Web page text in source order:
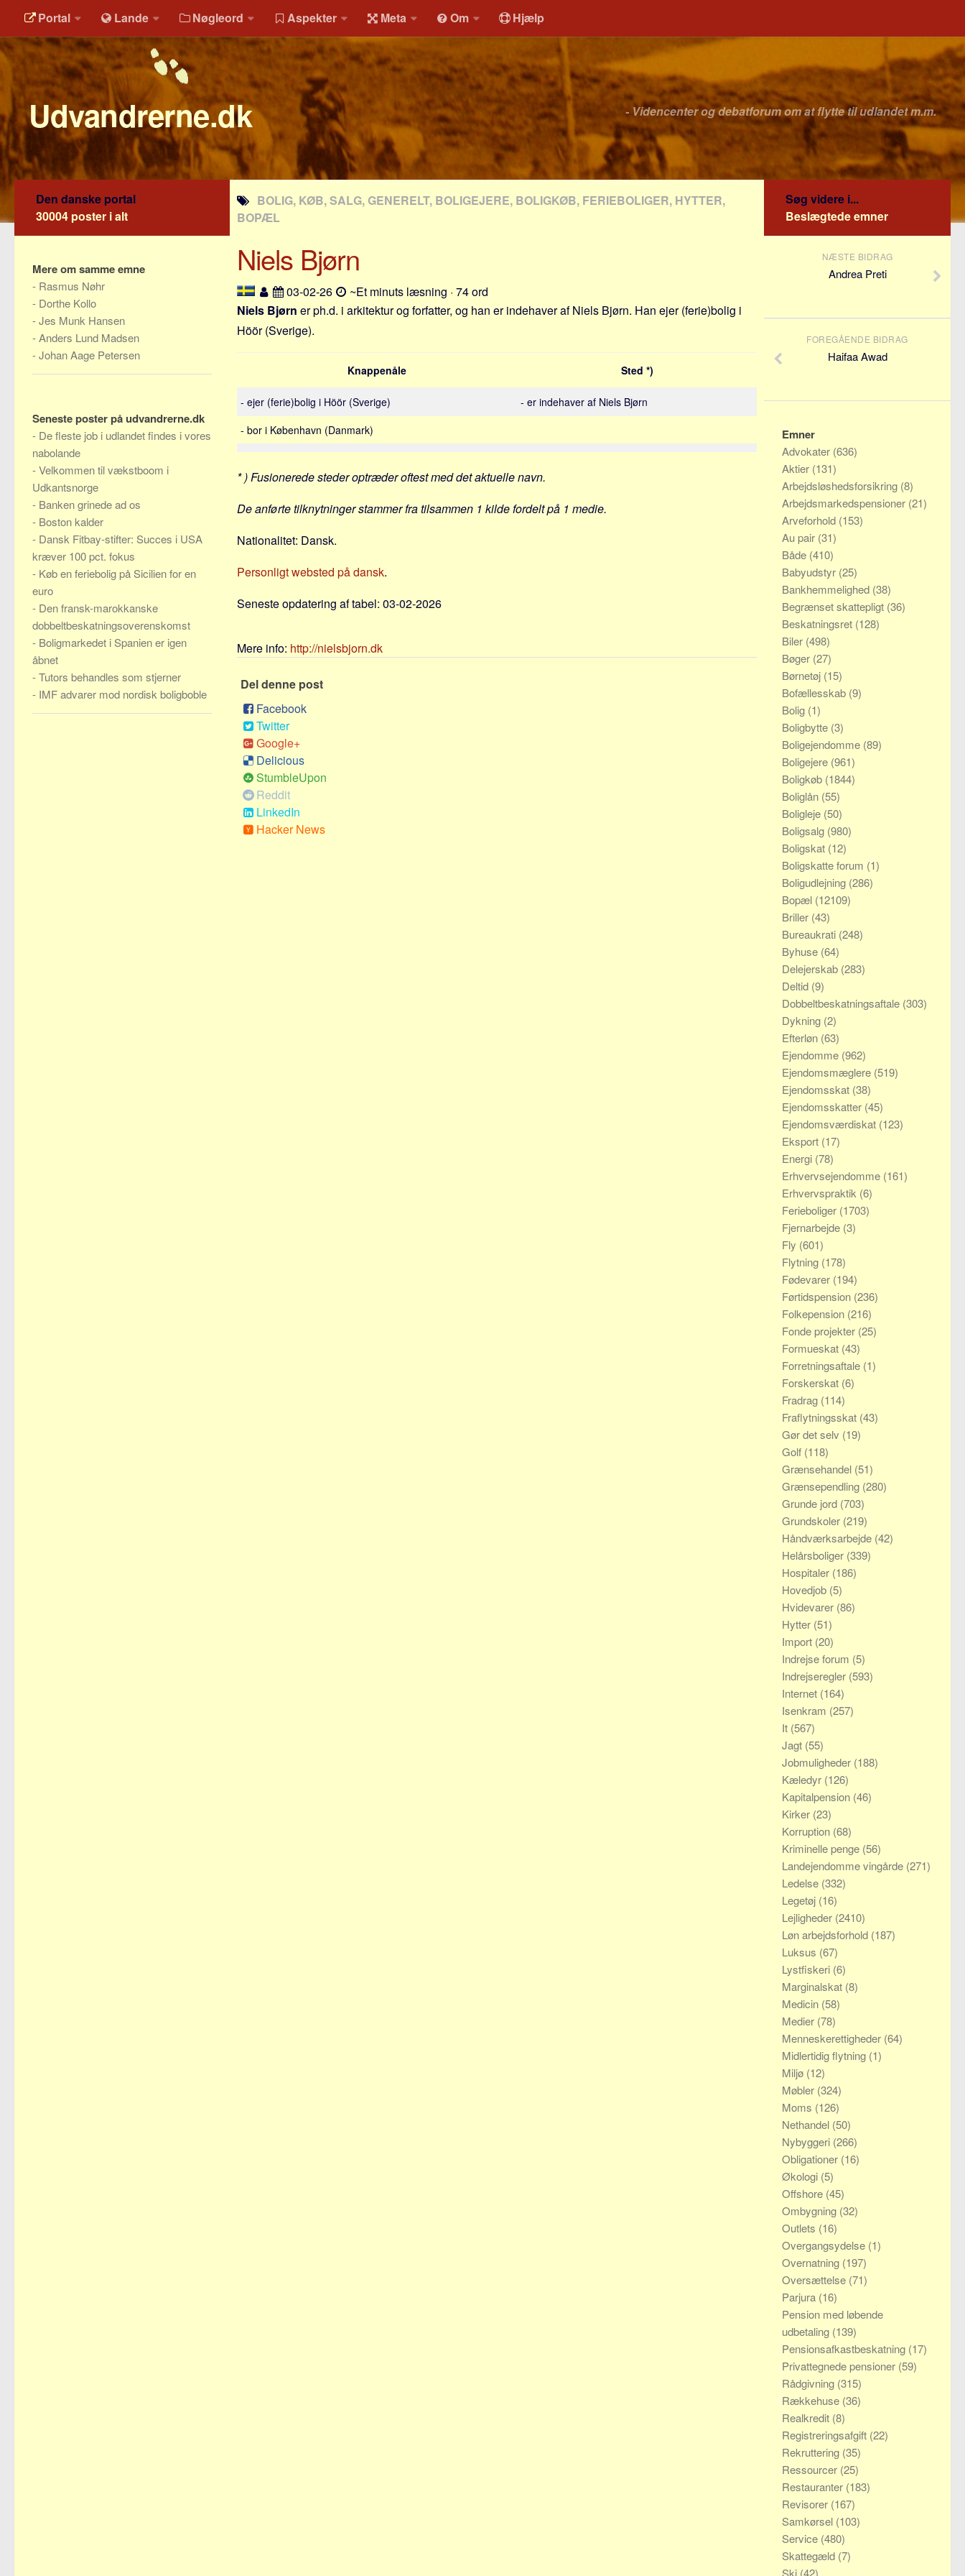
Portal Lande Nøgleord Aspekter Meta Om Hjælp
Udvandrerne.dk - Videncenter og debatforum om at flytte til udlandet m.m.
BOLIG, KØB, SALG, GENERELT, BOLIGEJERE, BOLIGKØB, FERIEBOLIGER, HYTTER,
BOPÆL
Niels Bjørn
03-02-26
~Et minuts læsning · 74 ord
Niels Bjørn er ph.d. i arkitektur og forfatter, og han er indehaver af Niels Bjørn. Han ejer (ferie)bolig i
Höör (Sverige).
Knappenåle Sted *)
- ejer (ferie)bolig i Höör (Sverige)
- er indehaver af Niels Bjørn
- bor i København (Danmark)
* ) Fusionerede steder optræder oftest med det aktuelle navn.
De anførte tilknytninger stammer fra tilsammen 1 kilde fordelt på 1 medie.
Nationalitet: Dansk.
Personligt websted på dansk.
Seneste opdatering af tabel: 03-02-2026
Mere info: http://nielsbjorn.dk
Del denne post
Facebook
Twitter
Google+
Delicious
StumbleUpon
Reddit
LinkedIn
Hacker News
Den danske portal
30004 poster i alt
Mere om samme emne
- Rasmus Nøhr
- Dorthe Kollo
-Jes Munk Hansen
-Anders Lund Madsen
-Johan Aage Petersen
Seneste poster på udvandrerne.dk
- De fleste job i udlandet findes i vores
nabolande
-Velkommen til vækstboom i
Udkantsnorge
- Banken grinede ad os
- Boston kalder
- Dansk Fitbay-stifter: Succes i USA
kræver 100 pct. fokus
- Køb en feriebolig på Sicilien for en
euro
- Den fransk-marokkanske
dobbeltbeskatningsoverenskomst
- Boligmarkedet i Spanien er igen
åbnet
-Tutors behandles som stjerner
- IMF advarer mod nordisk boligboble
Søg videre i...
Beslægtede emner
NÆSTE BIDRAG
Andrea Preti
FOREGÅENDE BIDRAG
Haifaa Awad
Emner
Advokater (636)
Aktier (131)
Arbejdsløshedsforsikring (8)
Arbejdsmarkedspensioner (21)
Arveforhold (153)
Au pair (31)
Både (410)
Babyudstyr (25)
Bankhemmelighed (38)
Begrænset skattepligt (36)
Beskatningsret (128)
Biler (498)
Bøger (27)
Børnetøj (15)
Bofællesskab (9)
Bolig (1)
Boligbytte (3)
Boligejendomme (89)
Boligejere (961)
Boligkøb (1844)
Boliglån (55)
Boligleje (50)
Boligsalg (980)
Boligskat (12)
Boligskatte forum (1)
Boligudlejning (286)
Bopæl (12109)
Briller (43)
Bureaukrati (248)
Byhuse (64)
Delejerskab (283)
Deltid (9)
Dobbeltbeskatningsaftale (303)
Dykning (2)
Efterløn (63)
Ejendomme (962)
Ejendomsmæglere (519)
Ejendomsskat (38)
Ejendomsskatter (45)
Ejendomsværdiskat (123)
Eksport (17)
Energi (78)
Erhvervsejendomme (161)
Erhvervspraktik (6)
Ferieboliger (1703)
Fjernarbejde (3)
Fly (601)
Flytning (178)
Fødevarer (194)
Førtidspension (236)
Folkepension (216)
Fonde projekter (25)
Formueskat (43)
Forretningsaftale (1)
Forskerskat (6)
Fradrag (114)
Fraflytningsskat (43)
Gør det selv (19)
Golf (118)
Grænsehandel (51)
Grænsependling (280)
Grunde jord (703)
Grundskoler (219)
Håndværksarbejde (42)
Helårsboliger (339)
Hospitaler (186)
Hovedjob (5)
Hvidevarer (86)
Hytter (51)
Import (20)
Indrejse forum (5)
Indrejseregler (593)
Internet (164)
Isenkram (257)
It (567)
Jagt (55)
Jobmuligheder (188)
Kæledyr (126)
Kapitalpension (46)
Kirker (23)
Korruption (68)
Kriminelle penge (56)
Landejendomme vingårde (271)
Ledelse (332)
Legetøj (16)
Lejligheder (2410)
Løn arbejdsforhold (187)
Luksus (67)
Lystfiskeri (6)
Marginalskat (8)
Medicin (58)
Medier (78)
Menneskerettigheder (64)
Midlertidig flytning (1)
Miljø (12)
Møbler (324)
Moms (126)
Nethandel (50)
Nybyggeri (266)
Obligationer (16)
Økologi (5)
Offshore (45)
Ombygning (32)
Outlets (16)
Overgangsydelse (1)
Overnatning (197)
Oversættelse (71)
Parjura (16)
Pension med løbende
udbetaling (139)
Pensionsafkastbeskatning (17)
Privattegnede pensioner (59)
Rådgivning (315)
Rækkehuse (36)
Realkredit (8)
Registreringsafgift (22)
Rekruttering (35)
Ressourcer (25)
Restauranter (183)
Revisorer (167)
Samkørsel (103)
Service (480)
Skattegæld (7)
Ski (42)